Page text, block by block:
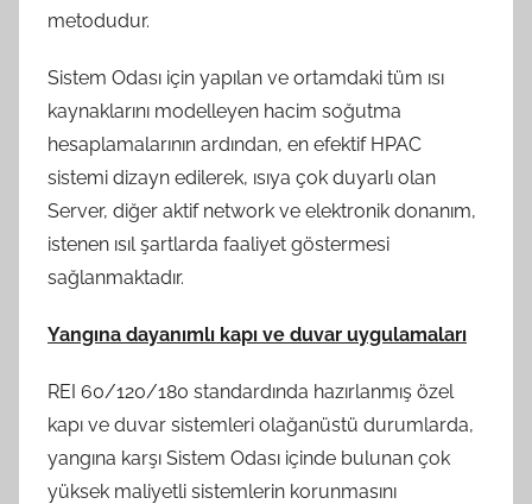
metodudur.
Sistem Odası için yapılan ve ortamdaki tüm ısı
kaynaklarını modelleyen hacim soğutma
hesaplamalarının ardından, en efektif HPAC
sistemi dizayn edilerek, ısıya çok duyarlı olan
Server, diğer aktif network ve elektronik donanım,
istenen ısıl şartlarda faaliyet göstermesi
sağlanmaktadır.
Yangına dayanımlı kapı ve duvar uygulamaları
REI 60/120/180 standardında hazırlanmış özel
kapı ve duvar sistemleri olağanüstü durumlarda,
yangına karşı Sistem Odası içinde bulunan çok
yüksek maliyetli sistemlerin korunmasını